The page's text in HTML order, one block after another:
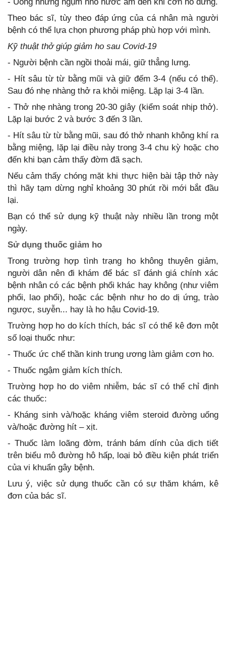
Theo bác sĩ, tùy theo đáp ứng của cá nhân mà người
bệnh có thể lựa chọn phương pháp phù hợp với mình.
Kỹ thuật thở giúp giảm ho sau Covid-19
- Người bệnh cần ngồi thoải mái, giữ thẳng lưng.
- Hít sâu từ từ bằng mũi và giữ đếm 3-4 (nếu có thể).
Sau đó nhẹ nhàng thở ra khỏi miệng. Lặp lại 3-4 lần.
- Thở nhẹ nhàng trong 20-30 giây (kiểm soát nhịp thở).
Lặp lại bước 2 và bước 3 đến 3 lần.
- Hít sâu từ từ bằng mũi, sau đó thở nhanh không khí ra
bằng miệng, lặp lại điều này trong 3-4 chu kỳ hoặc cho
đến khi bạn cảm thấy đờm đã sạch.
Nếu cảm thấy chóng mặt khi thực hiện bài tập thở này
thì hãy tạm dừng nghỉ khoảng 30 phút rồi mới bắt đầu
lại.
Bạn có thể sử dụng kỹ thuật này nhiều lần trong một
ngày.
Sử dụng thuốc giảm ho
Trong trường hợp tình trạng ho không thuyên giảm,
người dân nên đi khám để bác sĩ đánh giá chính xác
bệnh nhân có các bệnh phổi khác hay không (như viêm
phổi, lao phổi), hoặc các bệnh như ho do dị ứng, trào
ngược, suyễn... hay là ho hậu Covid-19.
Trường hợp ho do kích thích, bác sĩ có thể kê đơn một
số loại thuốc như:
- Thuốc ức chế thần kinh trung ương làm giảm cơn ho.
- Thuốc ngậm giảm kích thích.
Trường hợp ho do viêm nhiễm, bác sĩ có thể chỉ định
các thuốc:
- Kháng sinh và/hoặc kháng viêm steroid đường uống
và/hoặc đường hít – xịt.
- Thuốc làm loãng đờm, tránh bám dính của dịch tiết
trên biểu mô đường hô hấp, loại bỏ điều kiện phát triển
của vi khuẩn gây bệnh.
Lưu ý, việc sử dụng thuốc cần có sự thăm khám, kê
đơn của bác sĩ.